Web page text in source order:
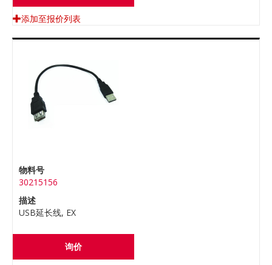
添加至报价列表
物料号
30215156
描述
USB延长线, EX
询价